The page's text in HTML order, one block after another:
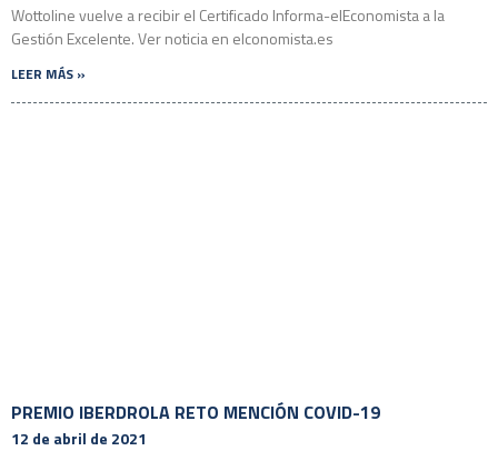
Wottoline vuelve a recibir el Certificado Informa-elEconomista a la
Gestión Excelente. Ver noticia en elconomista.es
LEER MÁS »
PREMIO IBERDROLA RETO MENCIÓN COVID-19
12 de abril de 2021